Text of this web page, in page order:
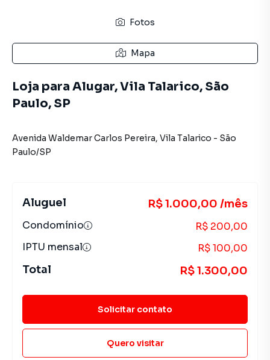
Fotos
Mapa
Loja para Alugar, Vila Talarico, São
Paulo, SP
Avenida Waldemar Carlos Pereira, Vila Talarico - São
Paulo/SP
Aluguel R$ 1.000,00 /mês
Condomínio
R$ 200,00
IPTU mensal
R$ 100,00
Total R$ 1.300,00
Solicitar contato
Quero visitar